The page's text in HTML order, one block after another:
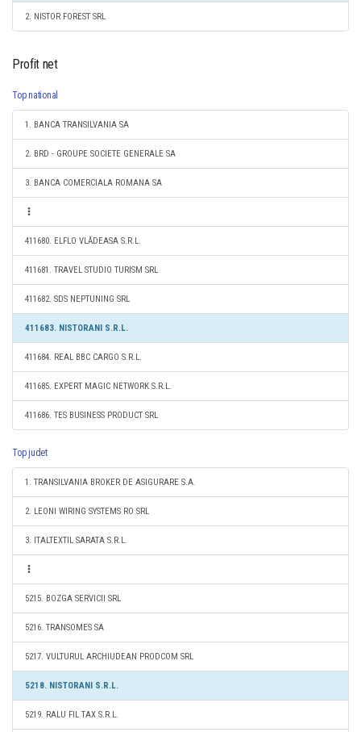
2. NISTOR FOREST SRL
Profit net
Top national
1. BANCA TRANSILVANIA SA
2. BRD - GROUPE SOCIETE GENERALE SA
3. BANCA COMERCIALA ROMANA SA
411680. ELFLO VLĂDEASA S.R.L.
411681. TRAVEL STUDIO TURISM SRL
411682. SDS NEPTUNING SRL
411683. NISTORANI S.R.L.
411684. REAL BBC CARGO S.R.L.
411685. EXPERT MAGIC NETWORK S.R.L.
411686. TES BUSINESS PRODUCT SRL
Top judet
1. TRANSILVANIA BROKER DE ASIGURARE S.A.
2. LEONI WIRING SYSTEMS RO SRL
3. ITALTEXTIL SARATA S.R.L.
5215. BOZGA SERVICII SRL
5216. TRANSOMES SA
5217. VULTURUL ARCHIUDEAN PRODCOM SRL
5218. NISTORANI S.R.L.
5219. RALU FIL TAX S.R.L.